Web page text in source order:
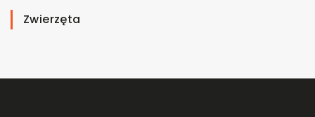
Zwierzęta